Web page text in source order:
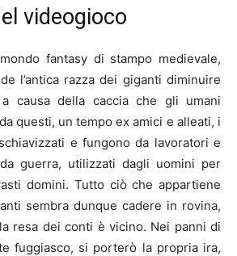
videogioco
fantasy di stampo medievale,
l’antica razza dei giganti diminuire
a causa della caccia che gli umani
questi, un tempo ex amici e alleati, i
e fungono da lavoratori e
guerra, utilizzati dagli uomini per
domini. Tutto ciò che appartiene
sembra dunque cadere in rovina,
resa dei conti è vicino. Nei panni di
fuggiasco, si porterò la propria ira,